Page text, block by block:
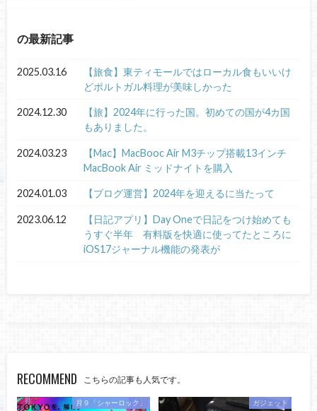
の最新記事
2025.03.16
【旅食】東ティモールではローカル食もいいけ
どポルトガル料理が美味しかった
2024.12.30
【旅】2024年に行った国。初めての国が4カ国
もありました。
2024.03.23
【Mac】MacBooc Air M3チップ搭載13インチ
MacBook Air ミッドナイトを購入
2024.01.03 【ブログ運営】2024年を迎えるに当たって
2023.06.12
【日記アプリ】Day Oneで日記をつけ始めても
うすぐ半年 有料版を快適に使ってたところに
iOS17ジャーナル機能の発表が
RECOMMEND こちらの記事も人気です。
月９「シャーロック」 ガジェット